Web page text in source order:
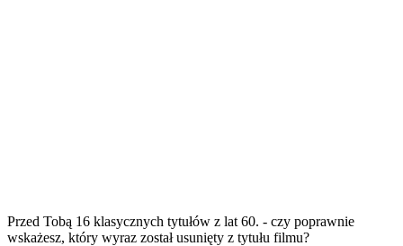
Przed Tobą 16 klasycznych tytułów z lat 60. - czy poprawnie
wskażesz, który wyraz został usunięty z tytułu filmu?